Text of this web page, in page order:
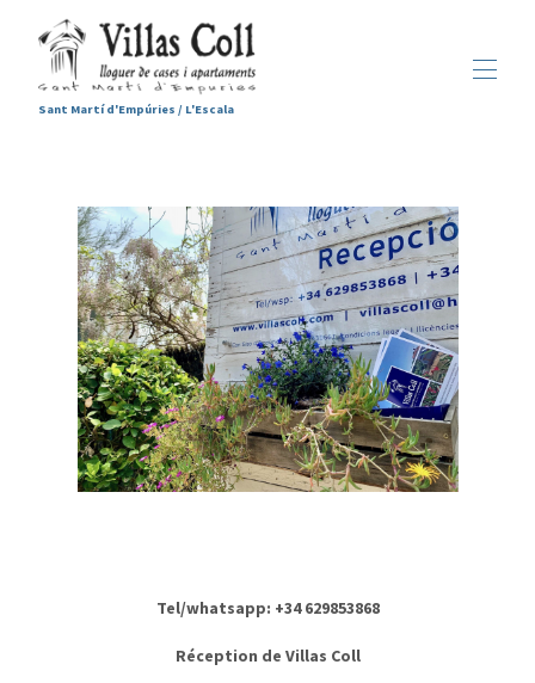
Sant Martí d'Empúries / L'Escala
Hébergements ▾
Services
Sant Martí d'Empúries ▾
Galerie
Contactez-nous
Tel/whatsapp: +34 629853868
Réception de Villas Coll